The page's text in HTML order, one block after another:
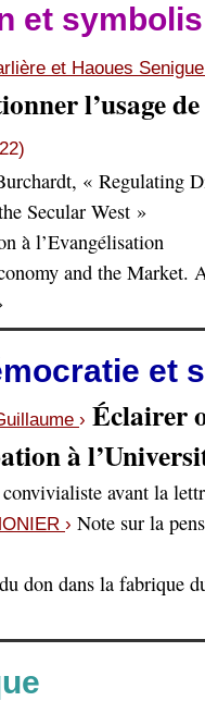
et
et Haoues
l’usage
« Regulating
Secular West »
à l’Evangélisation
and the Market.
et
› Éclairer
à
avant la
› Note sur la
don dans la fabrique